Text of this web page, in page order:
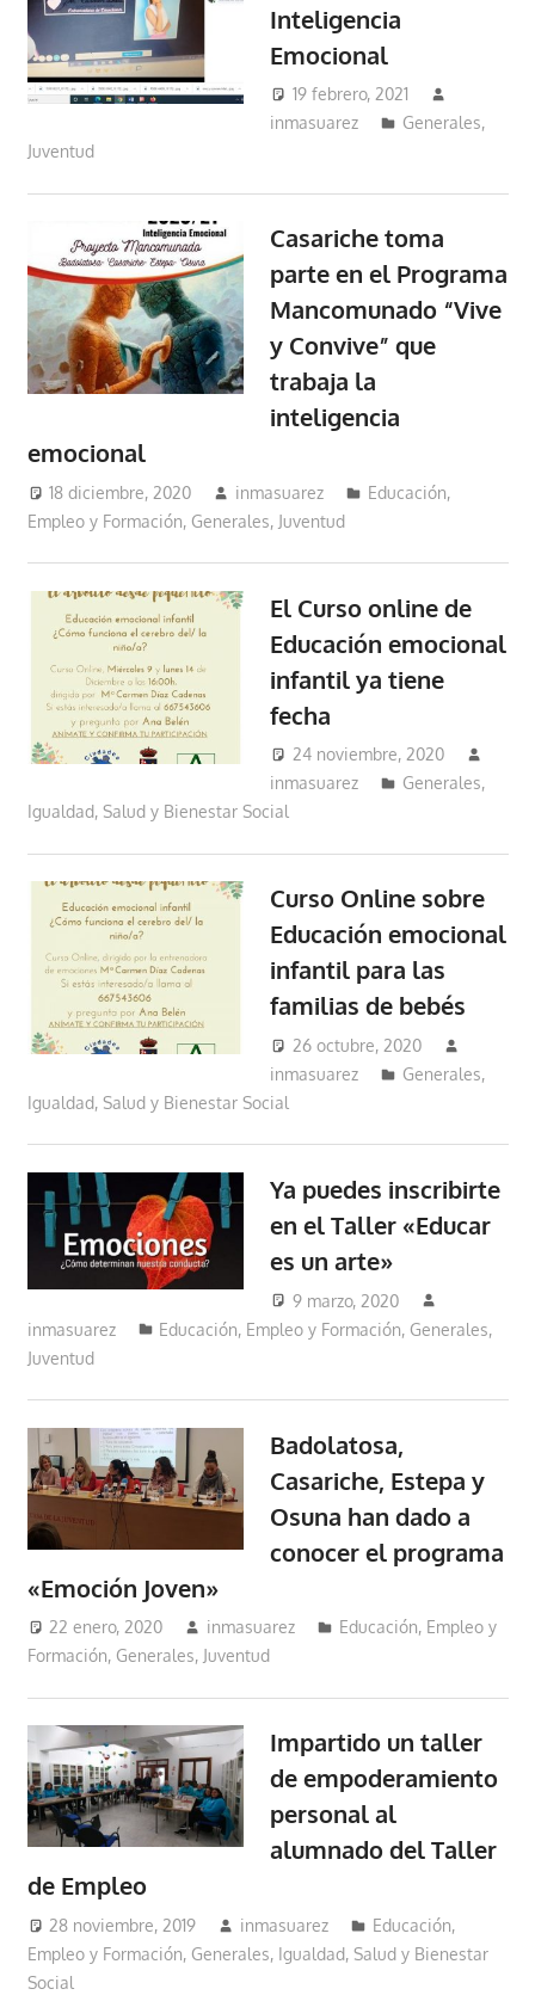
Inteligencia
Emocional
19 febrero, 2021
inmasuarez
Generales,
Juventud
Casariche toma
parte en el Programa
Mancomunado “Vive
y Convive” que
trabaja la
inteligencia
emocional
18 diciembre, 2020 inmasuarez
Educación,
Empleo y Formación, Generales, Juventud
El Curso online de
Educación emocional
infantil ya tiene
fecha
24 noviembre, 2020
inmasuarez
Generales,
Igualdad, Salud y Bienestar Social
Curso Online sobre
Educación emocional
infantil para las
familias de bebés
26 octubre, 2020
inmasuarez
Generales,
Igualdad, Salud y Bienestar Social
Ya puedes inscribirte
en el Taller «Educar
es un arte»
9 marzo, 2020
inmasuarez
Educación, Empleo y Formación, Generales,
Juventud
Badolatosa,
Casariche, Estepa y
Osuna han dado a
conocer el programa
«Emoción Joven»
22 enero, 2020 inmasuarez
Educación, Empleo y
Formación, Generales, Juventud
Impartido un taller
de empoderamiento
personal al
alumnado del Taller
de Empleo
28 noviembre, 2019 inmasuarez
Educación,
Empleo y Formación, Generales, Igualdad, Salud y Bienestar
Social